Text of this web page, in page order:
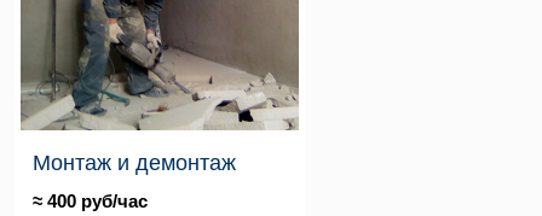
Монтаж и демонтаж
≈ 400 руб/час